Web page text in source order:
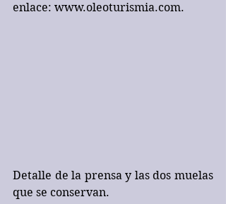
enlace: www.oleoturismia.com.
Detalle de la prensa y las dos muelas
que se conservan.